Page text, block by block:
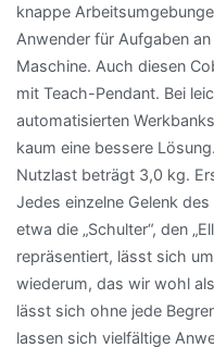
knappe
Anwender für Aufgaben
Maschine. Auch diesen
mit Teach-Pendant. Bei
automatisierten
kaum eine bessere
Nutzlast beträgt 3,0 kg.
Jedes einzelne Gelenk
etwa die „Schulter“, den
repräsentiert, lässt sich
wiederum, das wir wohl
lässt sich ohne jede
lassen sich vielfältige